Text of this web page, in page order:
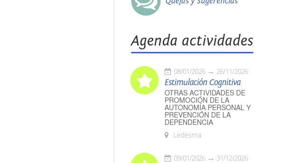
Agenda actividades
08/01/2026 26/11/2026
Estimulación Cognitiva
OTRAS ACTIVIDADES DE
PROMOCIÓN DE LA
AUTONOMÍA PERSONAL Y
PREVENCIÓN DE LA
DEPENDENCIA
Ledesma
09/01/2026 31/12/2026